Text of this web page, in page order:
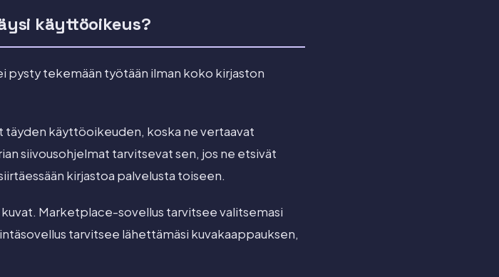
käyttöoikeus?
pysty tekemään työtään ilman koko kirjaston
käyttöoikeuden, koska ne vertaavat
siivousohjelmat tarvitsevat sen, jos ne etsivät
kirjastoa palvelusta toiseen.
Marketplace-sovellus tarvitsee valitsemasi
tarvitsee lähettämäsi kuvakaappauksen,